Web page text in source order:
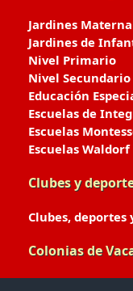
Jardines
Jardines de
Nivel Primario
Nivel Secundario
Educación
Escuelas de
Escuelas
Escuelas Waldorf
Clubes y
Clubes, deportes
Colonias de